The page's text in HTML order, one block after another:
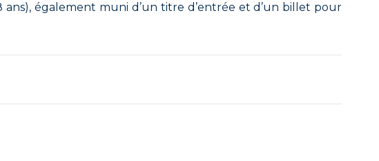
également muni d’un titre d’entrée et d’un billet pour